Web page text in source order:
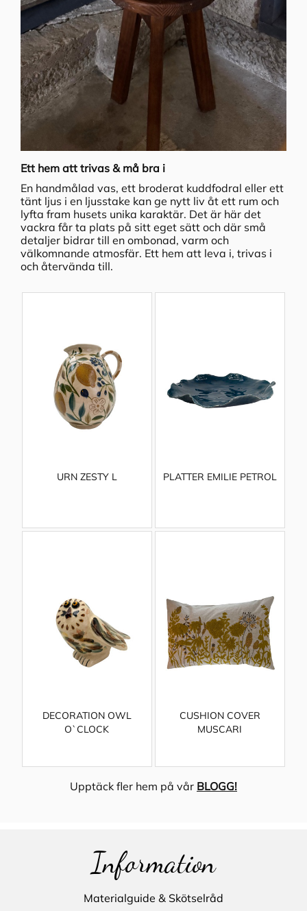
Ett hem att trivas & må bra i
En handmålad vas, ett broderat kuddfodral eller ett
tänt ljus i en ljusstake kan ge nytt liv åt ett rum och
lyfta fram husets unika karaktär. Det är här det
vackra får ta plats på sitt eget sätt och där små
detaljer bidrar till en ombonad, varm och
välkomnande atmosfär. Ett hem att leva i, trivas i
och återvända till.
URN ZESTY L PLATTER EMILIE PETROL
DECORATION OWL
O`CLOCK
CUSHION COVER
MUSCARI
Upptäck fler hem på vår BLOGG!
Information
Materialguide & Skötselråd